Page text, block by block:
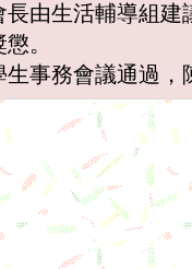
長由生活輔導組
。
生事務會議通過